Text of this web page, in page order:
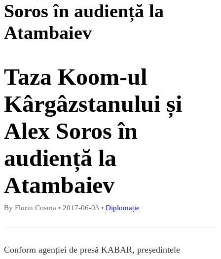
Soros în audiență la
Atambaiev
Taza Koom-ul
Kârgâzstanului și
Alex Soros în
audiență la
Atambaiev
By Florin Cosma • 2017-06-03 • Diplomație
Conform agenției de presă KABAR, președintele